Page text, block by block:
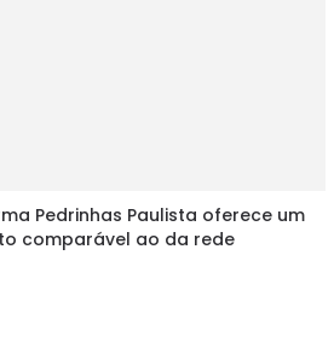
Pedrinhas Paulista oferece um
comparável ao da rede